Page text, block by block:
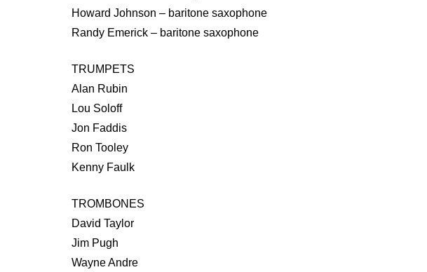
Howard Johnson – baritone saxophone
Randy Emerick – baritone saxophone
TRUMPETS
Alan Rubin
Lou Soloff
Jon Faddis
Ron Tooley
Kenny Faulk
TROMBONES
David Taylor
Jim Pugh
Wayne Andre